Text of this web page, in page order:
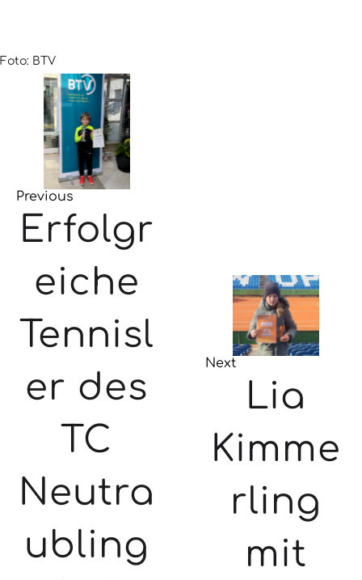
Foto: BTV
Previous
Erfolgr
eiche
Tennisl
er des
TC
Neutra
ubling
Next
Lia
Kimme
rling
mit